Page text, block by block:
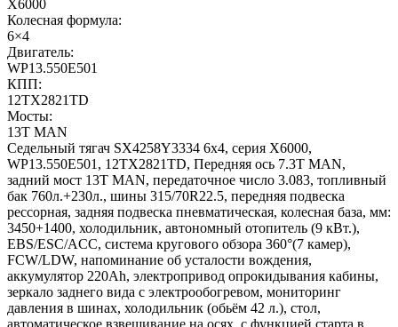
X6000
Колесная формула:
6×4
Двигатель:
WP13.550E501
КПП:
12TX2821TD
Мосты:
13T MAN
Седельный тягач SX4258Y3334 6x4, серия X6000,
WP13.550E501, 12TX2821TD, Передняя ось 7.3Т MAN,
задний мост 13T MAN, передаточное число 3.083, топливный
бак 760л.+230л., шины 315/70R22.5, передняя подвеска
рессорная, задняя подвеска пневматическая, колесная база, мм:
3450+1400, холодильник, автономный отопитель (9 кВт.),
EBS/ESC/ACC, система кругового обзора 360°(7 камер),
FCW/LDW, напоминание об усталости вождения,
аккумулятор 220Ah, электропривод опрокидывания кабины,
зеркало заднего вида с электрообогревом, мониторинг
давления в шинах, холодильник (обьём 42 л.), стол,
автоматическое взвешивание на осях, с функцией старта в